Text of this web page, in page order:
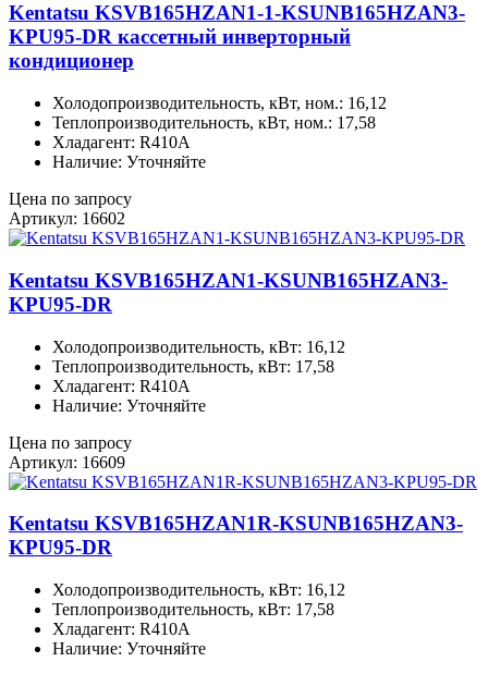
Kentatsu KSVB165HZAN1-1-KSUNB165HZAN3-
KPU95-DR кассетный инверторный
кондиционер
Холодопроизводительность, кВт, ном.: 16,12
Теплопроизводительность, кВт, ном.: 17,58
Хладагент: R410A
Наличие: Уточняйте
Цена по запросу
Артикул: 16602
Kentatsu KSVB165HZAN1-KSUNB165HZAN3-
KPU95-DR
Холодопроизводительность, кВт: 16,12
Теплопроизводительность, кВт: 17,58
Хладагент: R410A
Наличие: Уточняйте
Цена по запросу
Артикул: 16609
Kentatsu KSVB165HZAN1R-KSUNB165HZAN3-
KPU95-DR
Холодопроизводительность, кВт: 16,12
Теплопроизводительность, кВт: 17,58
Хладагент: R410A
Наличие: Уточняйте